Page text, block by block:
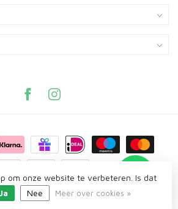
2026 Knaagplaza
om onze website te verbeteren. Is dat
Ja Nee Meer over cookies »